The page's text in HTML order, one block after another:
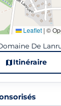
Leaflet | ©
De
Itinéraire